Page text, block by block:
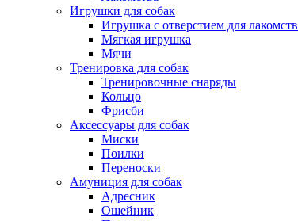
Игрушки для собак
Игрушка с отверстием для лакомств
Мягкая игрушка
Мячи
Тренировка для собак
Тренировочные снаряды
Кольцо
Фрисби
Аксессуары для собак
Миски
Поилки
Переноски
Амуниция для собак
Адресник
Ошейник